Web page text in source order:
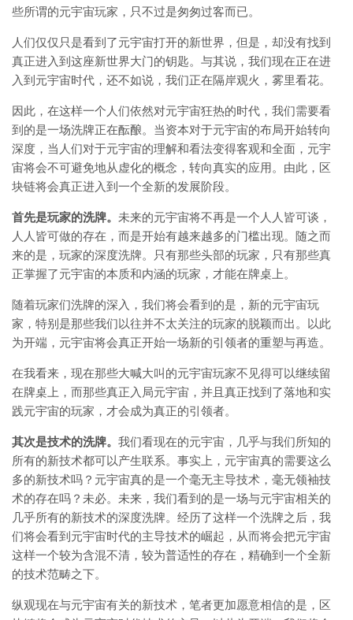
些所谓的元宇宙玩家，只不过是匆匆过客而已。
人们仅仅只是看到了元宇宙打开的新世界，但是，却没有找到
真正进入到这座新世界大门的钥匙。与其说，我们现在正在进
入到元宇宙时代，还不如说，我们正在隔岸观火，雾里看花。
因此，在这样一个人们依然对元宇宙狂热的时代，我们需要看
到的是一场洗牌正在酝酿。当资本对于元宇宙的布局开始转向
深度，当人们对于元宇宙的理解和看法变得客观和全面，元宇
宙将会不可避免地从虚化的概念，转向真实的应用。由此，区
块链将会真正进入到一个全新的发展阶段。
首先是玩家的洗牌。 未来的元宇宙将不再是一个人人皆可谈，
人人皆可做的存在，而是开始有越来越多的门槛出现。随之而
来的是，玩家的深度洗牌。只有那些头部的玩家，只有那些真
正掌握了元宇宙的本质和内涵的玩家，才能在牌桌上。
随着玩家们洗牌的深入，我们将会看到的是，新的元宇宙玩
家，特别是那些我们以往并不太关注的玩家的脱颖而出。以此
为开端，元宇宙将会真正开始一场新的引领者的重塑与再造。
在我看来，现在那些大喊大叫的元宇宙玩家不见得可以继续留
在牌桌上，而那些真正入局元宇宙，并且真正找到了落地和实
践元宇宙的玩家，才会成为真正的引领者。
其次是技术的洗牌。 我们看现在的元宇宙，几乎与我们所知的
所有的新技术都可以产生联系。事实上，元宇宙真的需要这么
多的新技术吗？元宇宙真的是一个毫无主导技术，毫无领袖技
术的存在吗？未必。未来，我们看到的是一场与元宇宙相关的
几乎所有的新技术的深度洗牌。经历了这样一个洗牌之后，我
们将会看到元宇宙时代的主导技术的崛起，从而将会把元宇宙
这样一个较为含混不清，较为普适性的存在，精确到一个全新
的技术范畴之下。
纵观现在与元宇宙有关的新技术，笔者更加愿意相信的是，区